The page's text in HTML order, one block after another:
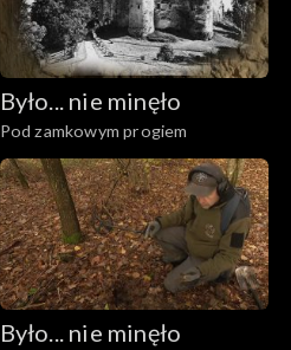
Było... nie minęło
Pod zamkowym progiem
Było... nie minęło